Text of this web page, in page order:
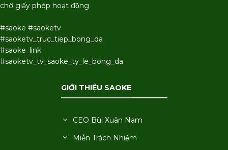
chờ giấy phép hoạt động
#saoke #saoketv
#saoketv_truc_tiep_bong_da
#saoke_link
#saoketv_tv_saoke_ty_le_bong_da
GIỚI THIỆU SAOKE
CEO Bùi Xuân Nam
Miễn Trách Nhiệm